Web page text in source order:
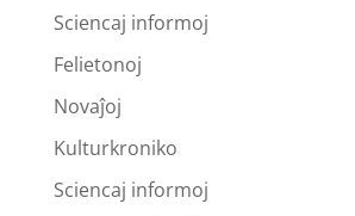
Sciencaj informoj
Felietonoj
Novaĵoj
Kulturkroniko
Sciencaj informoj